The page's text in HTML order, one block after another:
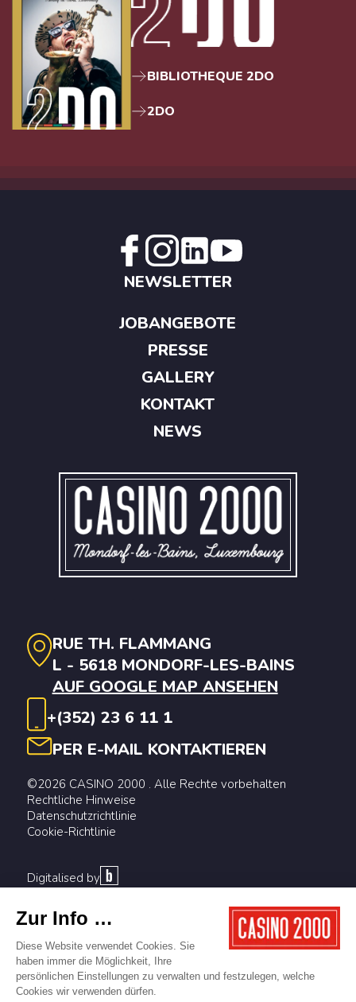
BIBLIOTHEQUE 2DO
2DO
RUE TH. FLAMMANG
L - 5618 MONDORF-LES-BAINS
AUF GOOGLE MAP ANSEHEN
+(352) 23 6 11 1
PER E-MAIL KONTAKTIEREN
©2026 CASINO 2000 . Alle Rechte vorbehalten
Rechtliche Hinweise
Datenschutzrichtlinie
Cookie-Richtlinie
Digitalised by
NEWSLETTER
JOBANGEBOTE
PRESSE
GALLERY
KONTAKT
NEWS